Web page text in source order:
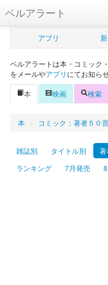
ベルアラート
ベルアラートとは
新規登録
ログイン
Myシェルフ
プレミアム
アプリ
ベルアラートは本・コミック
をメールやアプリ にてお知ら
本
映画 検索
本 > コミック：著者５０
雑誌別 タイトル別
ランキング
7月発売